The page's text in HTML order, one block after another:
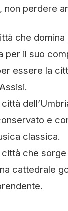
non perdere
che domina
per il suo
essere la
città
e
classica.
città che
cattedrale